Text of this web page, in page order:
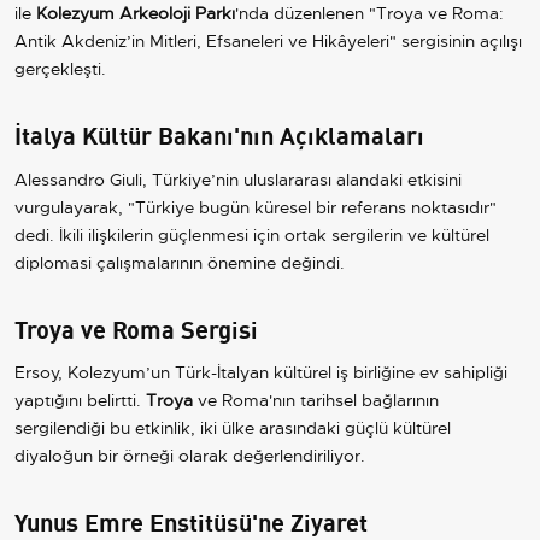
ile Kolezyum Arkeoloji Parkı'nda düzenlenen "Troya ve Roma:
Antik Akdeniz’in Mitleri, Efsaneleri ve Hikâyeleri" sergisinin açılışı
gerçekleşti.
İtalya Kültür Bakanı'nın Açıklamaları
Alessandro Giuli, Türkiye’nin uluslararası alandaki etkisini
vurgulayarak, "Türkiye bugün küresel bir referans noktasıdır"
dedi. İkili ilişkilerin güçlenmesi için ortak sergilerin ve kültürel
diplomasi çalışmalarının önemine değindi.
Troya ve Roma Sergisi
Ersoy, Kolezyum’un Türk-İtalyan kültürel iş birliğine ev sahipliği
yaptığını belirtti. Troya ve Roma'nın tarihsel bağlarının
sergilendiği bu etkinlik, iki ülke arasındaki güçlü kültürel
diyaloğun bir örneği olarak değerlendiriliyor.
Yunus Emre Enstitüsü'ne Ziyaret